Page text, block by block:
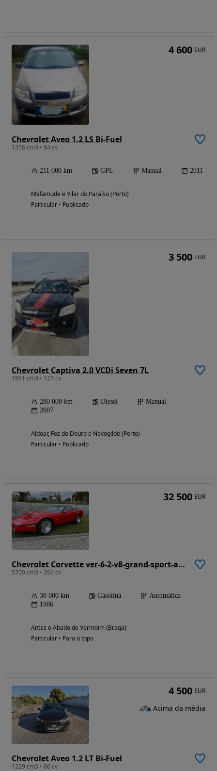
Chevrolet Aveo 1.2 LS Bi-Fuel
1206 cm3 • 84 cv
211 000 km GPL Manual 2011
Mafamude e Vilar do Paraíso (Porto)
Particular • Publicado
4 600 EUR
Chevrolet Captiva 2.0 VCDi Seven 7L
1991 cm3 • 127 cv
280 000 km Diesel
Manual
2007
Aldoar, Foz do Douro e Nevogilde (Porto)
Particular • Publicado
3 500 EUR
Chevrolet Corvette ver-6-2-v8-grand-sport-aut-
5700 cm3 • 350 cv
30 000 km Gasolina
Automática
1986
Antas e Abade de Vermoim (Braga)
Particular • Para o topo
32 500 EUR
Chevrolet Aveo 1.2 LT Bi-Fuel
1229 cm3 • 86 cv
4 500 EUR
Acima da média